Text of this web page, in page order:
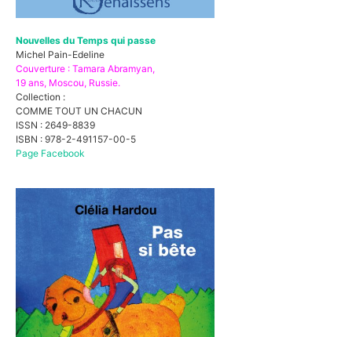
Nouvelles du Temps qui passe
Michel Pain-Edeline
Couverture : Tamara Abramyan,
19 ans, Moscou, Russie.
Collection :
COMME TOUT UN CHACUN
ISSN : 2649-8839
ISBN : 978-2-491157-00-5
Page Facebook